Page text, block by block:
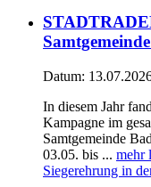
Datum:
In diesem Jahr
Kampagne im
Samtgemeinde
03.05. bis ... mehr
Siegerehrung in